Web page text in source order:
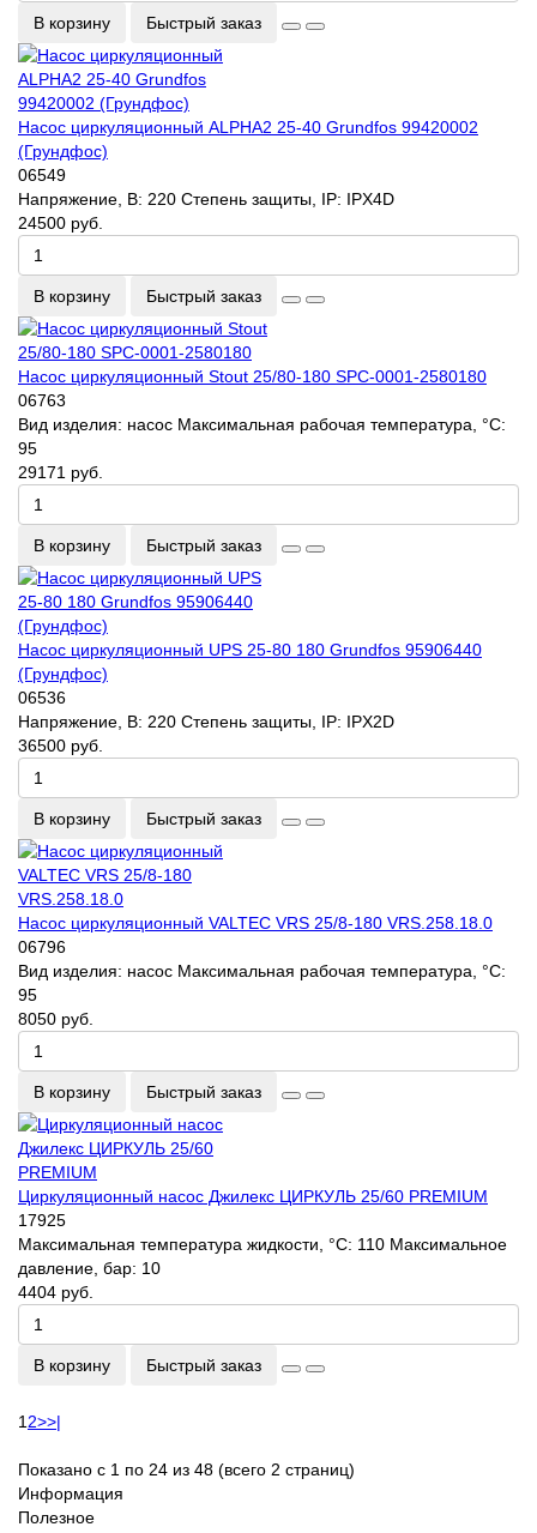
В корзину Быстрый заказ
Насос циркуляционный ALPHA2 25-40 Grundfos 99420002
(Грундфос)
06549
Напряжение, В: 220 Степень защиты, IP: IPX4D
24500 руб.
В корзину Быстрый заказ
Насос циркуляционный Stout 25/80-180 SPC-0001-2580180
06763
Вид изделия: насос Максимальная рабочая температура, °С:
95
29171 руб.
В корзину Быстрый заказ
Насос циркуляционный UPS 25-80 180 Grundfos 95906440
(Грундфос)
06536
Напряжение, В: 220 Степень защиты, IP: IPX2D
36500 руб.
В корзину Быстрый заказ
Насос циркуляционный VALTEC VRS 25/8-180 VRS.258.18.0
06796
Вид изделия: насос Максимальная рабочая температура, °С:
95
8050 руб.
В корзину Быстрый заказ
Циркуляционный насос Джилекс ЦИРКУЛЬ 25/60 PREMIUM
17925
Максимальная температура жидкости, °С: 110 Максимальное
давление, бар: 10
4404 руб.
В корзину Быстрый заказ
1 2>>|
Показано с 1 по 24 из 48 (всего 2 страниц)
Информация
Полезное